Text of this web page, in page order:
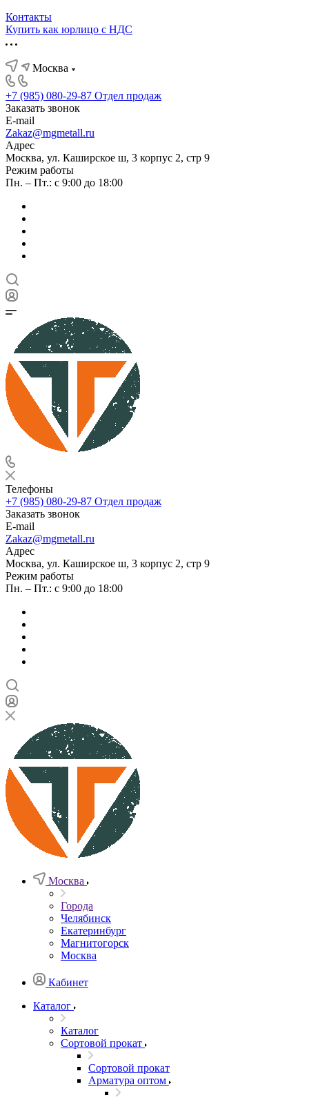
Контакты
Купить как юрлицо с НДС
Москва
+7 (985) 080-29-87 Отдел продаж
Заказать звонок
E-mail
Zakaz@mgmetall.ru
Адрес
Москва, ул. Каширское ш, 3 корпус 2, стр 9
Режим работы
Пн. – Пт.: с 9:00 до 18:00
Телефоны
+7 (985) 080-29-87 Отдел продаж
Заказать звонок
E-mail
Zakaz@mgmetall.ru
Адрес
Москва, ул. Каширское ш, 3 корпус 2, стр 9
Режим работы
Пн. – Пт.: с 9:00 до 18:00
Москва
Города
Челябинск
Екатеринбург
Магнитогорск
Москва
Кабинет
Каталог
Каталог
Сортовой прокат
Сортовой прокат
Арматура оптом